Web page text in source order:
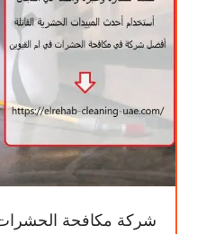
شركة مكافحة الحشرات ام